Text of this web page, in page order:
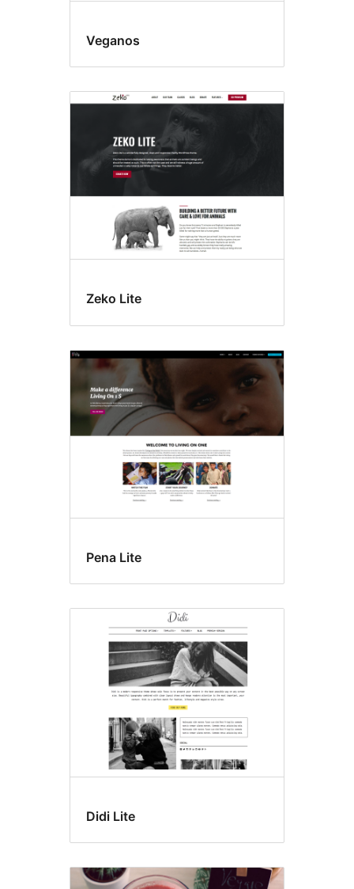
Veganos
Zeko Lite
Pena Lite
Didi Lite